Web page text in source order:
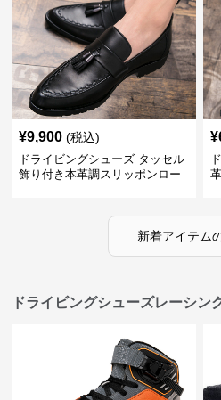
¥9,900 (税込)
ドライビングシューズ タッセル
飾り付き本革調スリッポンロー
¥
新着アイテム
ドライビングシューズレーシン